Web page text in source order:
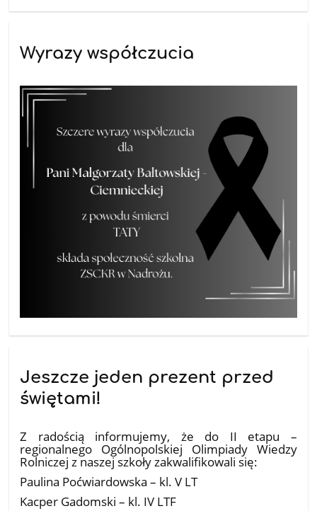
Wyrazy współczucia
Jeszcze jeden prezent przed
świętami!
Z radością informujemy, że do II etapu –
regionalnego Ogólnopolskiej Olimpiady Wiedzy
Rolniczej z naszej szkoły zakwalifikowali się:
Paulina Poćwiardowska – kl. V LT
Kacper Gadomski – kl. IV LTF